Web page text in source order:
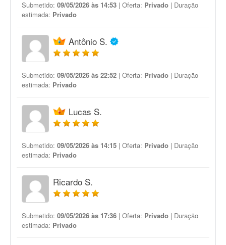
Submetido: 09/05/2026 às 14:53 | Oferta: Privado | Duração
estimada: Privado
Antônio S.
Submetido: 09/05/2026 às 22:52 | Oferta: Privado | Duração
estimada: Privado
Lucas S.
Submetido: 09/05/2026 às 14:15 | Oferta: Privado | Duração
estimada: Privado
Ricardo S.
Submetido: 09/05/2026 às 17:36 | Oferta: Privado | Duração
estimada: Privado